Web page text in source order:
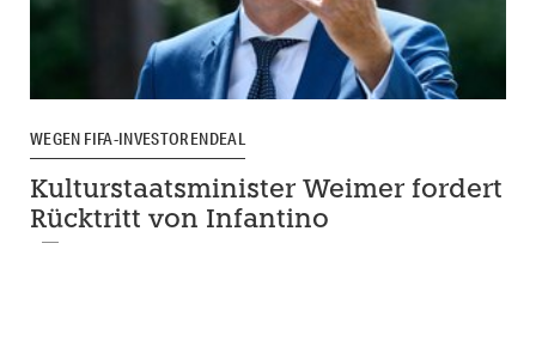
WEGEN FIFA-INVESTORENDEAL
Kulturstaatsminister Weimer fordert
Rücktritt von Infantino